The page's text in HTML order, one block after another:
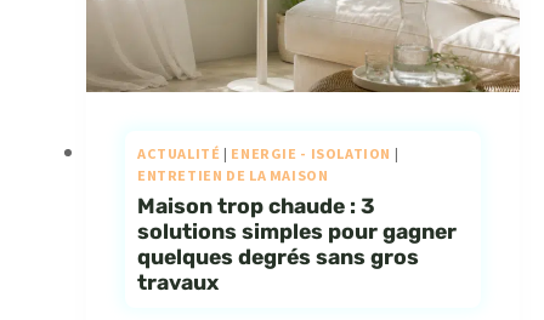
ACTUALITÉ | ENERGIE - ISOLATION |
ENTRETIEN DE LA MAISON
Maison trop chaude : 3
solutions simples pour gagner
quelques degrés sans gros
travaux